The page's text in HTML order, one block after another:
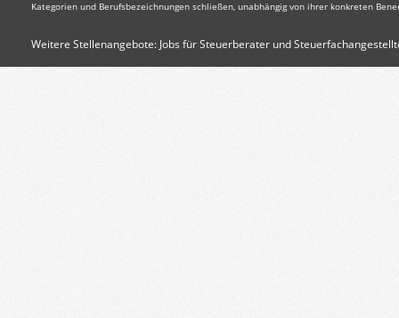
Kategorien und Berufsbezeichnungen schließen, unabhängig von ihrer konkreten
Weitere Stellenangebote: Jobs für Steuerberater und